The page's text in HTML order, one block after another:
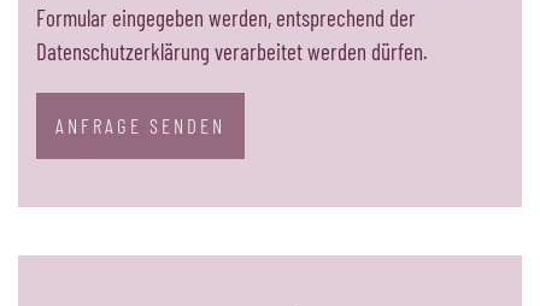
Formular eingegeben werden, entsprechend der
Datenschutzerklärung verarbeitet werden dürfen.
ANFRAGE SENDEN